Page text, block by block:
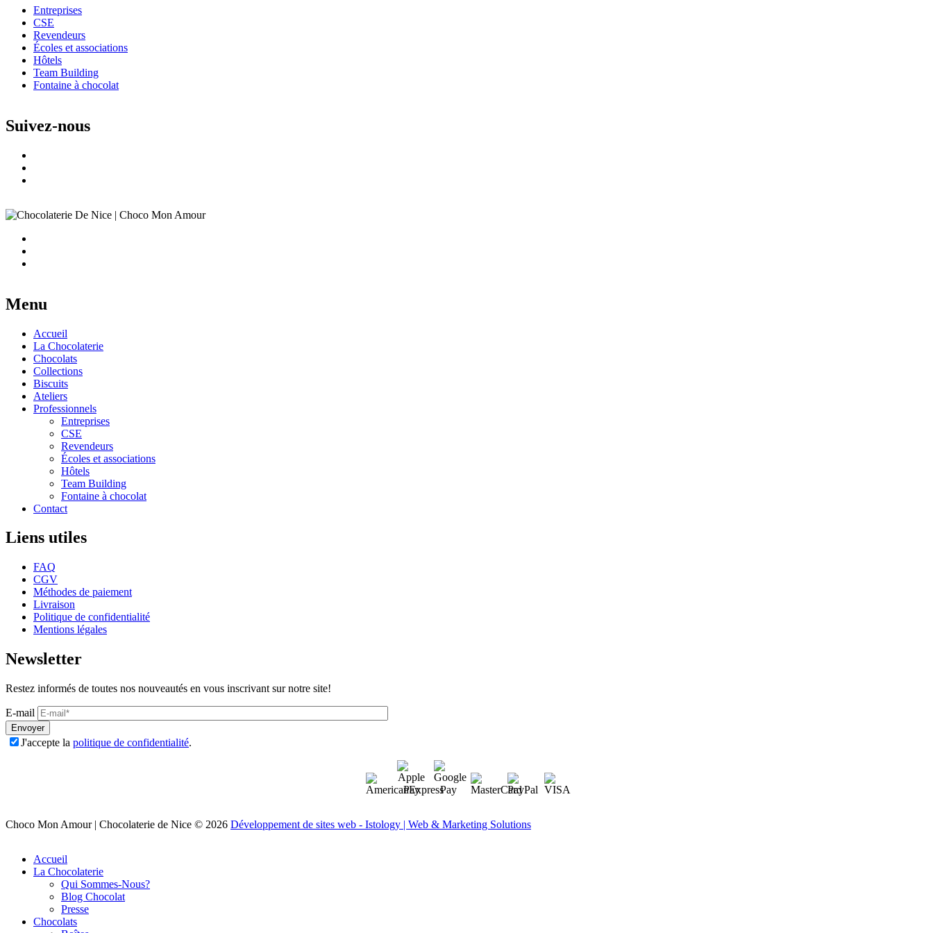
Entreprises
CSE
Revendeurs
Écoles et associations
Hôtels
Team Building
Fontaine à chocolat
Suivez-nous
Menu
Accueil
La Chocolaterie
Chocolats
Collections
Biscuits
Ateliers
Professionnels
Entreprises
CSE
Revendeurs
Écoles et associations
Hôtels
Team Building
Fontaine à chocolat
Contact
Liens utiles
FAQ
CGV
Méthodes de paiement
Livraison
Politique de confidentialité
Mentions légales
Newsletter
Restez informés de toutes nos nouveautés en vous inscrivant sur notre site!
E-mail
Envoyer
J'accepte la politique de confidentialité.
Choco Mon Amour | Chocolaterie de Nice © 2026 Développement de sites web - Istology | Web & Marketing Solutions
Accueil
La Chocolaterie
Qui Sommes-Nous?
Blog Chocolat
Presse
Chocolats